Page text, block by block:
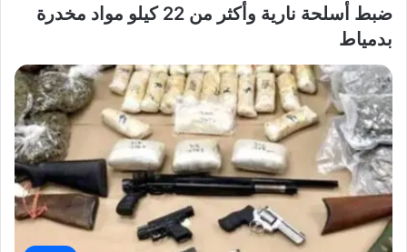
ضبط أسلحة نارية وأكثر من 22 كيلو مواد مخدرة
بدمياط